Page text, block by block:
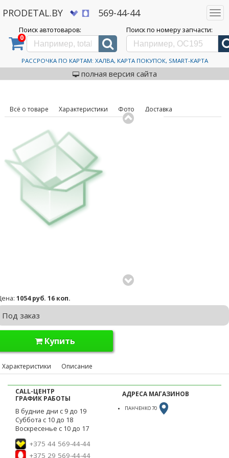
PRODETAL.BY 569-44-44
Поиск автотоваров:
0
Поиск по номеру запчасти:
РАССРОЧКА ПО КАРТАМ: ХАЛВА, КАРТА ПОКУПОК, SMART-КАРТА
полная версия сайта
Дискаунтер автозапчастей PRODETAL.BY > Каталог автотоваров > Шины > Normaks >
315/80R22.5 157/153L
Автошины Normaks ND768
315/80R22.5 157/153L
код товара: 632062
Всё о товаре Характеристики Фото Доставка
1054 руб. 16 коп.
Под заказ
Купить
Характеристики Описание
CALL-ЦЕНТР
ГРАФИК РАБОТЫ
В будние дни с 9 до 19
Суббота с 10 до 18
Воскресенье с 10 до 17
+375 44 569-44-44
+375 29 569-44-44
АДРЕСА МАГАЗИНОВ
ПАНЧЕНКО 70